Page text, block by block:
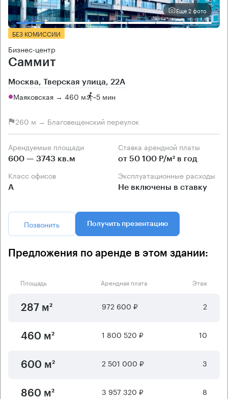
Еще 2 фото
БЕЗ КОМИССИИ
Бизнес-центр
Саммит
Москва, Тверская улица, 22А
Маяковская → 460 м ~5 мин
260 м → Благовещенский переулок
Арендуемые площади
600 — 3743 кв.м
Ставка арендной платы
от 50 100 Р/м² в год
Класс офисов
А
Эксплуатационные расходы
Не включены в ставку
Позвонить Получить презентацию
Предложения по аренде в этом здании:
Площадь Арендная плата Этаж
287 м² 972 600 ₽ 2
460 м² 1 800 520 ₽ 10
600 м² 2 501 000 ₽ 3
860 м² 3 957 320 ₽ 8